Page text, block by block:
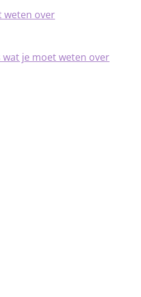
weten over
wat je moet weten over